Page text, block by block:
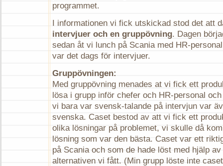
programmet.
I informationen vi fick utskickad stod det att
intervjuer och en gruppövning. Dagen
sedan åt vi lunch på Scania med HR-
var det dags för intervjuer.
Gruppövningen:
Med gruppövning menades at vi fick ett
lösa i grupp inför chefer och HR-personal
vi bara var svensk-talande på intervjun var
svenska. Caset bestod av att vi fick ett
olika lösningar på problemet, vi skulle då
lösning som var den bästa. Caset var ett
på Scania och som de hade löst med hjälp
alternativen vi fått. (Min grupp löste inte